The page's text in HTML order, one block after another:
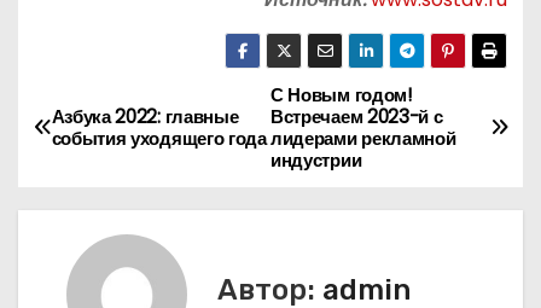
Н
а
в
С Новым годом!
Встречаем 2023-й с
лидерами рекламной
индустрии
Азбука 2022: главные
события уходящего года
Автор: admin